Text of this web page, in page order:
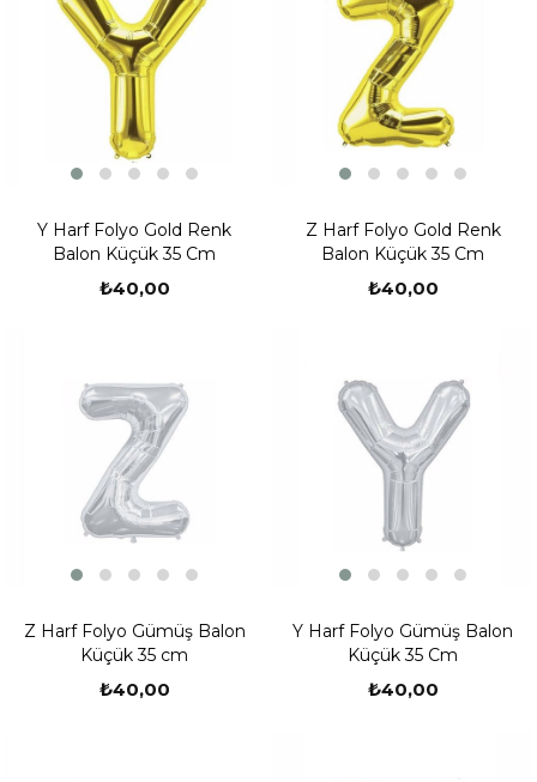
Y Harf Folyo Gold Renk
Balon Küçük 35 Cm
₺40,00
Z Harf Folyo Gold Renk
Balon Küçük 35 Cm
₺40,00
Z Harf Folyo Gümüş Balon
Küçük 35 cm
₺40,00
Y Harf Folyo Gümüş Balon
Küçük 35 Cm
₺40,00